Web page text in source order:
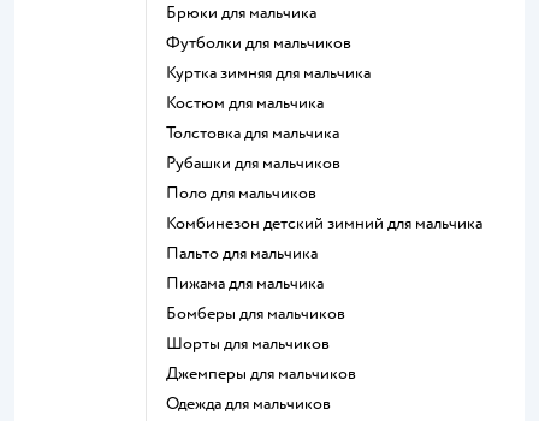
Брюки для мальчика
Футболки для мальчиков
Куртка зимняя для мальчика
Костюм для мальчика
Толстовка для мальчика
Рубашки для мальчиков
Поло для мальчиков
Комбинезон детский зимний для мальчика
Пальто для мальчика
Пижама для мальчика
Бомберы для мальчиков
Шорты для мальчиков
Джемперы для мальчиков
Одежда для мальчиков